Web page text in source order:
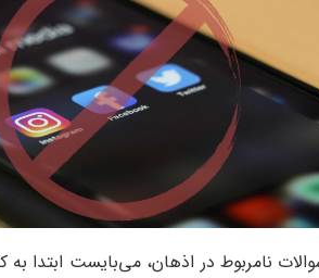
نامربوط در اذهان، می‌بایست ابتدا به